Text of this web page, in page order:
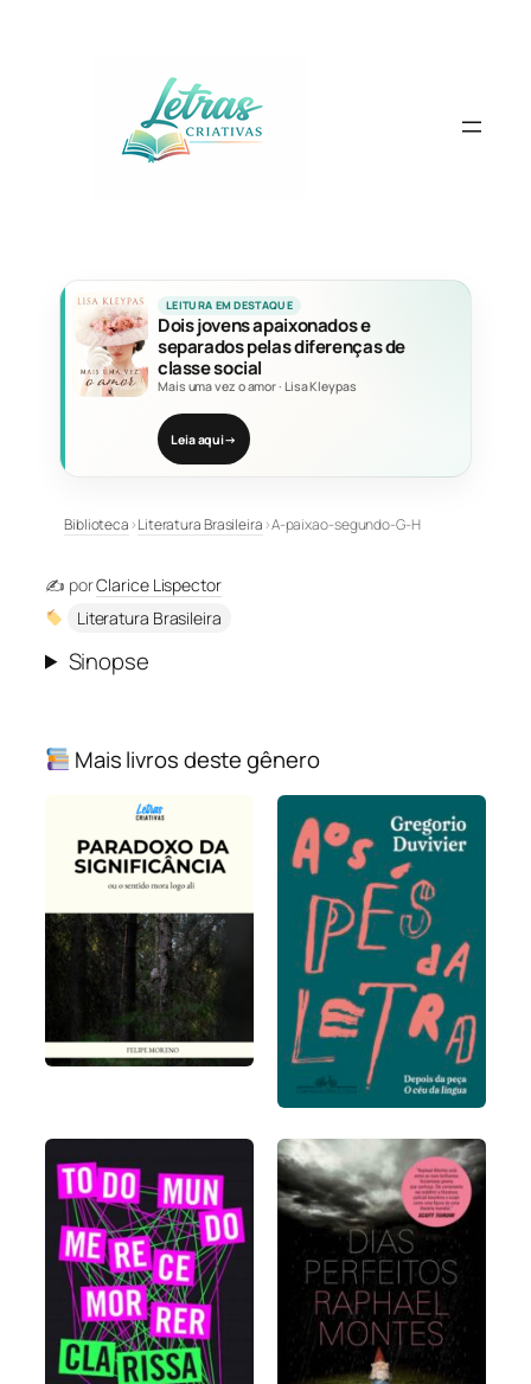
LEITURA EM DESTAQUE
Dois jovens apaixonados e
separados pelas diferenças de
classe social
Mais uma vez o amor· Lisa Kleypas
Leia aqui→
Biblioteca›Literatura Brasileira›A-paixao-segundo-G-H
✍️ porClarice Lispector
Literatura Brasileira
Sinopse
Mais livros deste gênero